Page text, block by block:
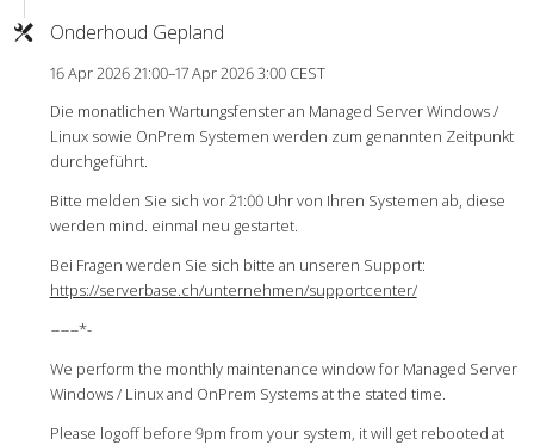
Onderhoud Gepland
16 Apr 2026 21:00–17 Apr 2026 3:00 CEST
Die monatlichen Wartungsfenster an Managed Server Windows /
Linux sowie OnPrem Systemen werden zum genannten Zeitpunkt
durchgeführt.
Bitte melden Sie sich vor 21:00 Uhr von Ihren Systemen ab, diese
werden mind. einmal neu gestartet.
Bei Fragen werden Sie sich bitte an unseren Support:
https://serverbase.ch/unternehmen/supportcenter/
------*-
We perform the monthly maintenance window for Managed Server
Windows / Linux and OnPrem Systems at the stated time.
Please logoff before 9pm from your system, it will get rebooted at